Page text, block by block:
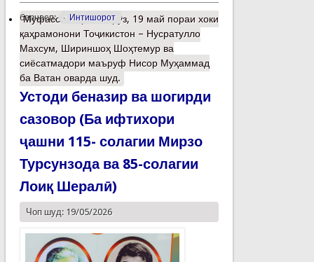
барчасп: Интишорот
Муфассалтаро Имрӯз, 19 май пораи хоки
қаҳрамонони Тоҷикистон – Нусратулло
Махсум, Шириншоҳ Шоҳтемур ва
сиёсатмадори маъруф Нисор Муҳаммад
ба Ватан оварда шуд.
Устоди беназир ва шогирди
сазовор (Ба ифтихори
ҷашни 115- солагии Мирзо
Турсунзода ва 85-солагии
Лоиқ Шералӣ)
Чоп шуд: 19/05/2026